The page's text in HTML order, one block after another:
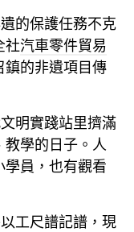
的保護任務不克
社汽車零件貿易
鎮的非遺項目傳
明實踐站里擠滿
學的日子。人
員，也有觀看
工尺譜記譜，現